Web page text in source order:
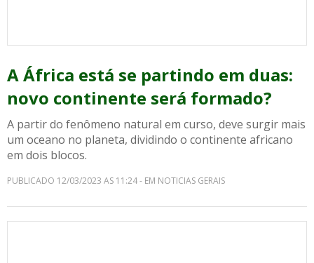
A África está se partindo em duas:
novo continente será formado?
A partir do fenômeno natural em curso, deve surgir mais
um oceano no planeta, dividindo o continente africano
em dois blocos.
PUBLICADO 12/03/2023 AS 11:24 - EM NOTICIAS GERAIS